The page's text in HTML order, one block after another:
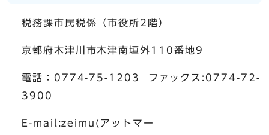
税務課市民税係（市役所2階）
京都府木津川市木津南垣外110番地9
電話：0774-75-1203 ファックス:0774-72-
3900
E-mail:zeimu(アットマー